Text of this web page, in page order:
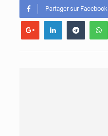
Partager sur Facebook